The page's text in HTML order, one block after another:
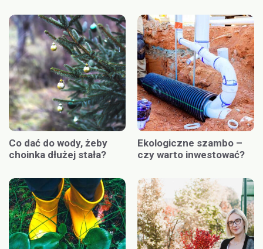
Co dać do wody, żeby
choinka dłużej stała?
Ekologiczne szambo –
czy warto inwestować?